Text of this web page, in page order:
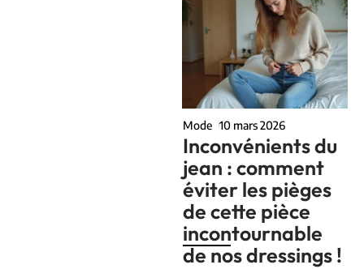
Mode 10 mars 2026
Inconvénients du
jean : comment
éviter les pièges
de cette pièce
incontournable
de nos dressings !